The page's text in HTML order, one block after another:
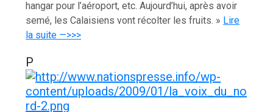
hangar pour l’aéroport, etc. Aujourd’hui, après avoir
semé, les Calaisiens vont récolter les fruits. » Lire
la suite —>>>
P